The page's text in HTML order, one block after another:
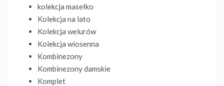
kolekcja masełko
Kolekcja na lato
Kolekcja welurów
Kolekcja wiosenna
Kombinezony
Kombinezony damskie
Komplet